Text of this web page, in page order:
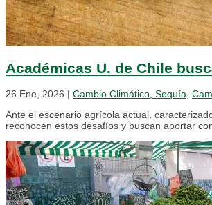
Académicas U. de Chile
26 Ene, 2026 | Cambio Climático, Sequía,
Ante el escenario agrícola actual,
reconocen estos desafíos y buscan aportar